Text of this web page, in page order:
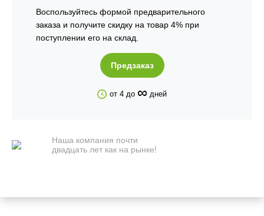
Воспользуйтесь формой предварительного
заказа и получите скидку на товар 4% при
поступлении его на склад.
Предзаказ
от 4 до ∞ дней
Наша компания почти
двадцать лет как на рынке!